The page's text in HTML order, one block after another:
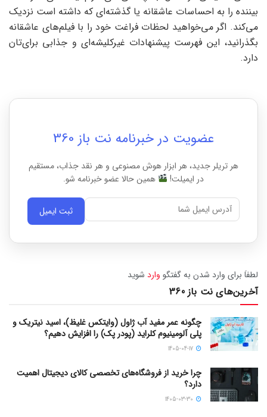
بیننده را به احساسات عاشقانه یا گذشته‌ای که داشته است نزدیک
می‌کند. اگر می‌خواهید لحظات فراغت خود را با فیلم‌های عاشقانه
بگذرانید، این فهرست پیشنهادات غیرکلیشه‌ای و جذابی برای‌تان
دارد.
عضویت در خبرنامه نت باز 360
هر تریلر جدید، هر ابزار هوش مصنوعی و هر نقد جذاب، مستقیم
در ایمیلت!
همین حالا عضو خبرنامه شو.
ثبت ایمیل
لطفاَ برای وارد شدن به گفتگو وارد شوید
آخرین‌های نت باز 360
چگونه عمر مفید آب ژاول (وایتکس غلیظ)، اسید نیتریک و
پلی آلومینیوم کلراید (پودر پک) را افزایش دهیم؟
چرا خرید از فروشگاه‌های تخصصی کالای دیجیتال اهمیت
دارد؟